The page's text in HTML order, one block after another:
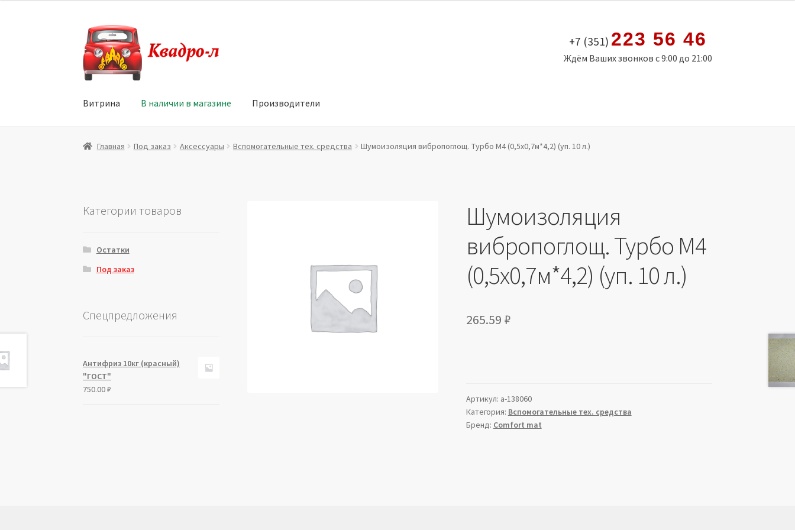
Перейти
к
навигации
Перейти
к
содержимому
+7 (351) 223 56 46
Ждём Ваших звонков с 9:00 до 21:00
Витрина В наличии в магазине Производители
Главная Витрина Мой аккаунт Политика в отношении обработки персональных данных Производители
Главная Под заказ Аксессуары Вспомогательные тех. средства Шумоизоляция вибропоглощ. Турбо М4 (0,5х0,7м*4,2) (уп. 10 л.)
Шумоизоляция
вибропоглощ. Турбо М4
(0,5х0,7м*4,2) (уп. 10 л.)
265.59 ₽
Артикул: a-138060
Категория: Вспомогательные тех. средства
Бренд: Comfort mat
Категории товаров
Остатки
Под заказ
Спецпредложения
Антифриз 10кг (красный)
"ГОСТ"
750.00₽